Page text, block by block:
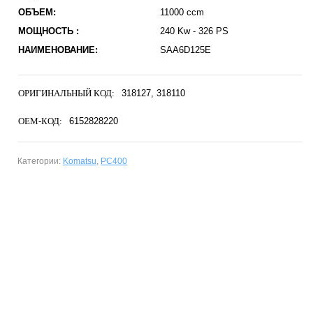
ОБЪЕМ:
11000 ccm
МОЩНОСТЬ :
240 Kw - 326 PS
НАИМЕНОВАНИЕ:
SAA6D125E
ОРИГИНАЛЬНЫЙ КОД: 318127 318110
OEM-КОД: 6152828220
Категории: Komatsu, PC400